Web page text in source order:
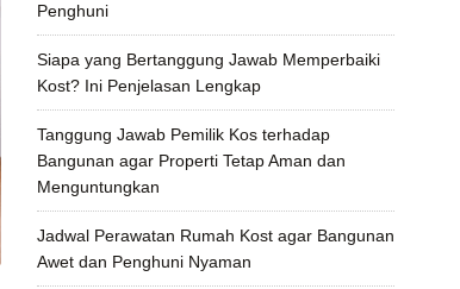
Penghuni
Siapa yang Bertanggung Jawab Memperbaiki
Kost? Ini Penjelasan Lengkap
Tanggung Jawab Pemilik Kos terhadap
Bangunan agar Properti Tetap Aman dan
Menguntungkan
Jadwal Perawatan Rumah Kost agar Bangunan
Awet dan Penghuni Nyaman